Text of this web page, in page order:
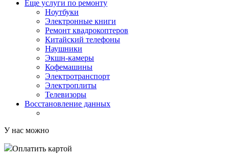
Еще услуги по ремонту
Ноутбуки
Электронные книги
Ремонт квадрокоптеров
Китайский телефоны
Наушники
Экшн-камеры
Кофемашины
Электротранспорт
Электроплиты
Телевизоры
Восстановление данных
У нас можно
Оплатить картой